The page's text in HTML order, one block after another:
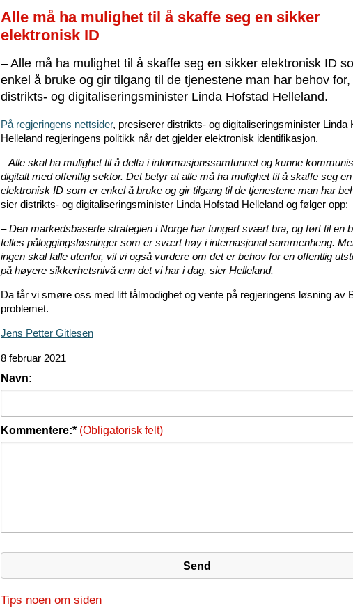
Alle må ha mulighet til å skaffe seg en sikker
elektronisk ID
– Alle må ha mulighet til å skaffe seg en sikker elektronisk ID
enkel å bruke og gir tilgang til de tjenestene man har behov for,
distrikts- og digitaliseringsminister Linda Hofstad Helleland.
På regjeringens nettsider, presiserer distrikts- og digitaliseringsminister Linda
Helleland regjeringens politikk når det gjelder elektronisk identifikasjon.
– Alle skal ha mulighet til å delta i informasjonssamfunnet og kunne
digitalt med offentlig sektor. Det betyr at alle må ha mulighet til å skaffe seg
elektronisk ID som er enkel å bruke og gir tilgang til de tjenestene man har
sier distrikts- og digitaliseringsminister Linda Hofstad Helleland og følger opp:
– Den markedsbaserte strategien i Norge har fungert svært bra, og ført til en
felles påloggingsløsninger som er svært høy i internasjonal sammenheng.
ingen skal falle utenfor, vil vi også vurdere om det er behov for en offentlig
på høyere sikkerhetsnivå enn det vi har i dag, sier Helleland.
Da får vi smøre oss med litt tålmodighet og vente på regjeringens løsning av
problemet.
Jens Petter Gitlesen
8 februar 2021
Navn:
Kommentere:* (Obligatorisk felt)
Tips noen om siden